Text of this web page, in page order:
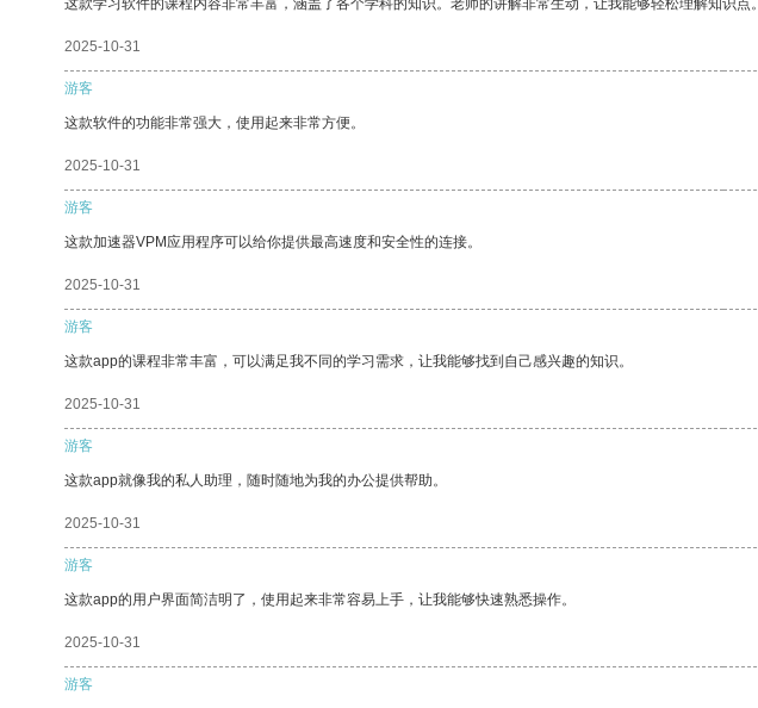
这款学习软件的课程内容非常丰富，涵盖了各个学科的知识。老师的讲解非常生动，让我能够轻松理解知识点。
2025-10-31
游客
这款软件的功能非常强大，使用起来非常方便。
2025-10-31
游客
这款加速器VPM应用程序可以给你提供最高速度和安全性的连接。
2025-10-31
游客
这款app的课程非常丰富，可以满足我不同的学习需求，让我能够找到自己感兴趣的知识。
2025-10-31
游客
这款app就像我的私人助理，随时随地为我的办公提供帮助。
2025-10-31
游客
这款app的用户界面简洁明了，使用起来非常容易上手，让我能够快速熟悉操作。
2025-10-31
游客